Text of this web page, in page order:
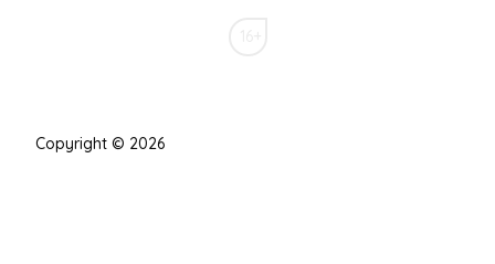
Copyright © 2026